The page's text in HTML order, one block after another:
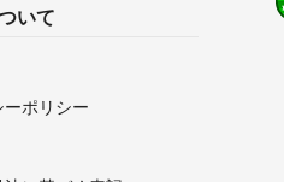
いて
ポリシー